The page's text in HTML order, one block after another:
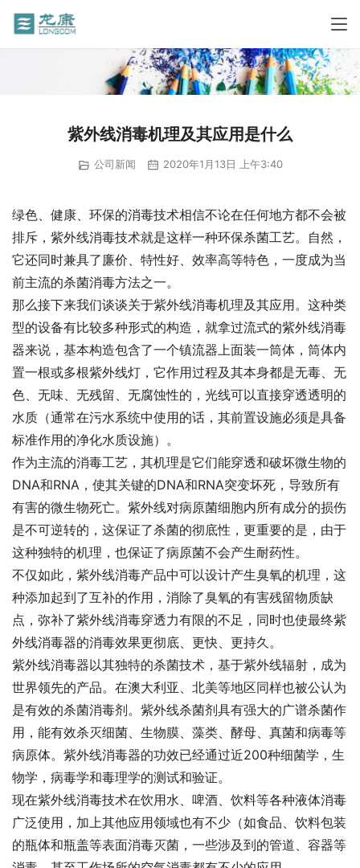
紫外线消毒机理及其应用是什么
公司新闻 2020年1月13日 上午3:40
绿色、健康、环保的消毒技术相信不论在任何地方都不会被
排斥，紫外线消毒技术就是这样一种环保杀菌工艺。自然，
它还同时兼具了廉价、特性好、效率高等特色，一度成为当
前主流的杀菌消毒方法之一。
那么接下来我们谈谈关于紫外线消毒机理及其应用。这种类
型的设备有比较多种形式的构造，就拿过流式的紫外线消毒
器来说，基本构造包含了一个镇流器上面装一筒体，筒体内
置一根或多根紫外线灯，它作用过程及其本身都是无毒、无
色、无味、无残留、无腐蚀性的，光线可以直接穿透透明的
水质（通常在污水系统中使用的话，其前置设施必须是具备
标准作用的净化水质设施）。
作为主流的消毒工艺，其机理是它们能穿透和破坏微生物的
DNA和RNA，使其关键的DNA和RNA突变坏死，导致所有
有害的微生物死亡。紫外线对病原菌细胞内所有成分的损伤
是不可逆转的，这保证了杀菌的彻底性，更重要的是，由于
这种独特的机理，也保证了病原菌不会产生耐药性。
不仅如此，紫外线消毒产品中可以设计产生臭氧的机理，这
种添加起到了互补的作用，消除了臭氧的有害残留物质缺
点，弥补了紫外线消毒穿透力有限的不足，同时也使最终紫
外线消毒器的消毒效果更彻底、更快、更持久。
紫外线消毒器以其独特的杀菌技术，基于紫外线辐射，成为
世界领先的产品。在澳大利亚、北美等地区同样也被公认为
是有效的杀菌消毒剂。紫外线杀菌剂具有强大的广谱杀菌作
用，能有效杀灭细菌、生物膜、藻类、酵母、真菌和病毒等
病原体。紫外线消毒器的功效已经通过近200种细菌学，生
物学，病毒学和毒理学的测试和验证。
现在紫外线消毒技术在饮用水、啤酒、饮料等各种液体消毒
广泛使用，加上其他应用领域也有不少（如食品、饮料包装
的瓶体和瓶盖等表面消毒灭菌，一些涉及到的管道、容器等